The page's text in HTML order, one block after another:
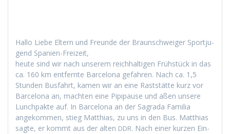
Hal­lo Liebe Eltern und Fre­unde der Braun­schweiger Sportju­
gend Spanien-Freizeit,
heute sind wir nach unserem reich­halti­gen Früh­stück in das
ca. 160 km ent­fer­nte Barcelona gefahren. Nach ca. 1,5
Stun­den Bus­fahrt, kamen wir an eine Rast­stätte kurz vor
Barcelona an, macht­en eine Pip­i­pause und aßen unsere
Lunch­pak­te auf. In Barcelona an der Sagra­da Famil­ia
angekom­men, stieg Matthias, zu uns in den Bus. Matthias
sagte, er kommt aus der alten DDR. Nach ein­er kurzen Ein­